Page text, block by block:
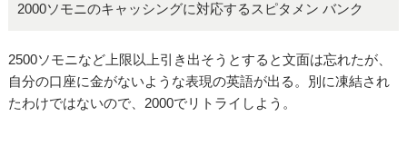
2000ソモニのキャッシングに対応するスピタメン バンク
2500ソモニなど上限以上引き出そうとすると文面は忘れたが、
自分の口座に金がないような表現の英語が出る。別に凍結され
たわけではないので、2000でリトライしよう。